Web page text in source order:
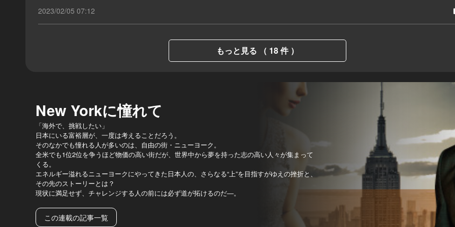
2023/02/05 07:12
もっと見る （ 18 件 ）
New Yorkに憧れて
「海外で、挑戦したい」
日本にいる富裕層が、一度は考えることだろう。
そのなかでも憧れる人が多いのは、自由の街・ニューヨーク。
全米でも1位2位を争うほど物価の高い街だが、世界中から夢を持った志の高い人々が集まって
くる。
エネルギー溢れるニューヨークにやってきた日本人の、さらなる“上”を目指すがゆえの挫折と、
その先のストーリーとは？
現状に満足せず、チャレンジする人の前には必ず道が拓けるのだ―。
この連載の記事一覧